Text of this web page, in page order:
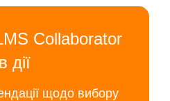
Collaborator
в дії
щодо вибору